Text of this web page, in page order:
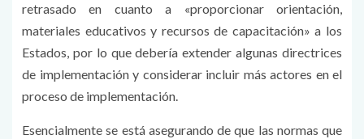
retrasado en cuanto a «proporcionar orientación,
materiales educativos y recursos de capacitación» a los
Estados, por lo que debería extender algunas directrices
de implementación y considerar incluir más actores en el
proceso de implementación.
Esencialmente se está asegurando de que las normas que